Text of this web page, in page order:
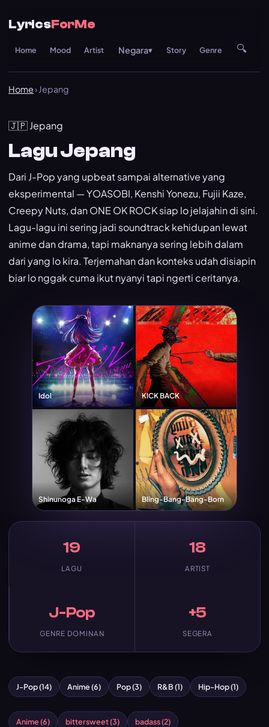
LyricsForMe
Home Mood Artist Negara▾ Story Genre 🔍
Home› Jepang
🇯🇵 Jepang
Lagu Jepang
Dari J-Pop yang upbeat sampai alternative yang
eksperimental — YOASOBI, Kenshi Yonezu, Fujii Kaze,
Creepy Nuts, dan ONE OK ROCK siap lo jelajahin di sini.
Lagu-lagu ini sering jadi soundtrack kehidupan lewat
anime dan drama, tapi maknanya sering lebih dalam
dari yang lo kira. Terjemahan dan konteks udah disiapin
biar lo nggak cuma ikut nyanyi tapi ngerti ceritanya.
Idol KICK BACK
Shinunoga E-Wa Bling-Bang-Bang-Born
19
LAGU
18
ARTIST
J-Pop
GENRE DOMINAN
+5
SEGERA
J-Pop (14) Anime (6) Pop (3) R&B (1) Hip-Hop (1)
Anime (6) bittersweet (3) badass (2)